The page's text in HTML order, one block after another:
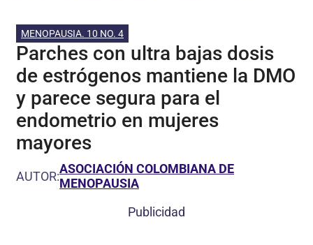
MENOPAUSIA. 10 NO. 4
Parches con ultra bajas dosis
de estrógenos mantiene la DMO
y parece segura para el
endometrio en mujeres
mayores
AUTOR:ASOCIACIÓN COLOMBIANA DE
MENOPAUSIA
Publicidad